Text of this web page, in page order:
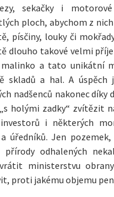
sekačky i
ploch, abychom z
písčiny, louky či
dlouho takové velmi
malinko a tato unikátní
skladů a hal. A
nadšenců nakonec
holými zadky“ zvítězit
i některých
úředníků. Jen
přírody odhalených
ministerstvu
proti jakému objemu